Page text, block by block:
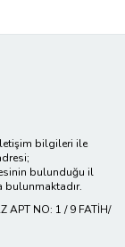
bilgileri ile
bulunduğu il
bulunmaktadır.
APT NO: 1 / 9 FATİH/